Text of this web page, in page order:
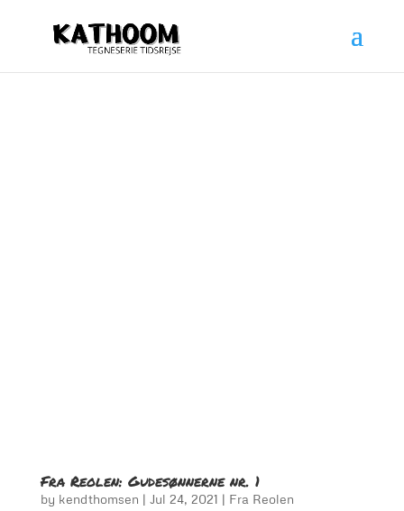
Fra Reolen: Gudesønnerne nr. 1
by kendthomsen | Jul 24, 2021 | Fra Reolen